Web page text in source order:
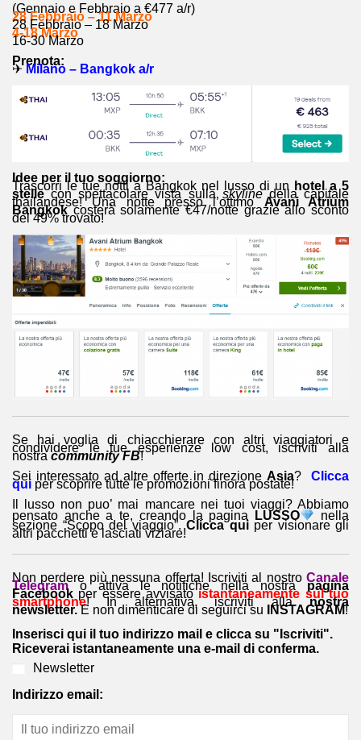
(Gennaio e Febbraio a €477 a/r)
28 Febbraio – 11 Marzo
28 Febbraio – 18 Marzo
4-18 Marzo
16-30 Marzo
Prenota:
✈ Milano – Bangkok a/r
Idee per il tuo soggiorno:
Trascorri le tue notti a Bangkok nel lusso di un hotel a 5
stellecon spettacolare vista sulla skylinedella capitale
thailandese! Una notte presso l’ottimo Avani Atrium
Bangkokcosterà solamente €47/notte grazie allo sconto
del 49% trovato!
Se hai voglia di chiacchierare con altri viaggiatori e
condividere le tue esperienze low cost, iscriviti alla
nostracommunity FB!
Sei interessato ad altre offerte in direzione Asia? Clicca
qui per scoprire tutte le promozioni finora postate!
Il lusso non puo’ mai mancare nei tuoi viaggi? Abbiamo
pensato anche a te, creando la pagina
LUSSO nella
sezione “Scopo del viaggio”.Clicca qui per visionare gli
altri pacchetti e lasciati viziare!
Non perdere più nessuna offerta! Iscriviti al nostro Canale
Telegramo attiva le notifiche nella nostrapagina
Facebook per essere avvisatoistantaneamente sul tuo
smartphone! In alternativa, iscriviti allanostra
newsletter.E non dimenticare di seguirci su INSTAGRAM!
Inserisci qui il tuo indirizzo mail e clicca su "Iscriviti".
Riceverai istantaneamente una e-mail di conferma.
Newsletter
Indirizzo email: